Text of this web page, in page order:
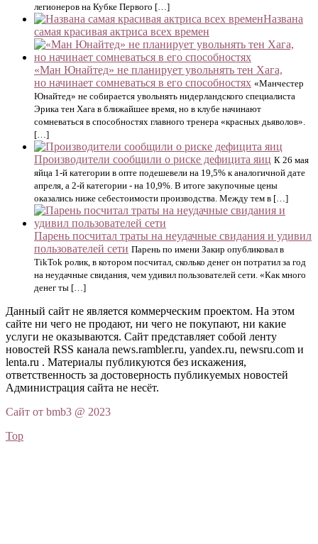
легионеров на Кубке Первого […]
Названа
самая красивая актриса всех времен
«Ман Юнайтед» не планирует увольнять тен Хага,
но начинает сомневаться в его способностях «Манчестер
Юнайтед» не собирается увольнять нидерландского специалиста
Эрика тен Хага в ближайшее время, но в клубе начинают
сомневаться в способностях главного тренера «красных дьяволов».
[…]
Производители сообщили о риске дефицита яиц К 26 мая
яйца 1-й категории в опте подешевели на 19,5% к аналогичной дате
апреля, а 2-й категории - на 10,9%. В итоге закупочные цены
оказались ниже себестоимости производства. Между тем в […]
Парень посчитал траты на неудачные свидания и удивил
пользователей сети Парень по имени Закир опубликовал в
TikTok ролик, в котором посчитал, сколько денег он потратил за год
на неудачные свидания, чем удивил пользователей сети. «Как много
денег ты […]
Данный сайт не является коммерческим проектом. На этом
сайте ни чего не продают, ни чего не покупают, ни какие
услуги не оказываются. Сайт представляет собой ленту
новостей RSS канала news.rambler.ru, yandex.ru, newsru.com и
lenta.ru . Материалы публикуются без искажения,
ответственность за достоверность публикуемых новостей
Администрация сайта не несёт.
Сайт от bmb3 @ 2023
Top